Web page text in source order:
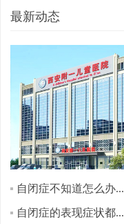
最新动态
自闭症不知道怎么办...
自闭症的表现症状都...